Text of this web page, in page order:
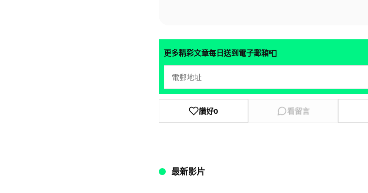
更多精彩文章每日送到電子郵箱📮
讚好0 看留言
最新影片